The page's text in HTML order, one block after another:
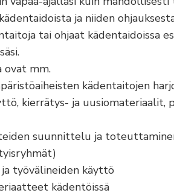
ja niiden
tai ohjaat kädentaidoissa
ovat mm.
kädentaitojen
kierrätys- ja uusiomateriaalit,
suunnittelu ja
työvälineiden käyttö
kädentöissä